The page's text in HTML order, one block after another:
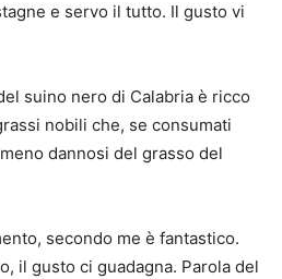
e servo il tutto. Il gusto vi
suino nero di Calabria è ricco
nobili che, se consumati
dannosi del grasso del
secondo me è fantastico.
il gusto ci guadagna. Parola del